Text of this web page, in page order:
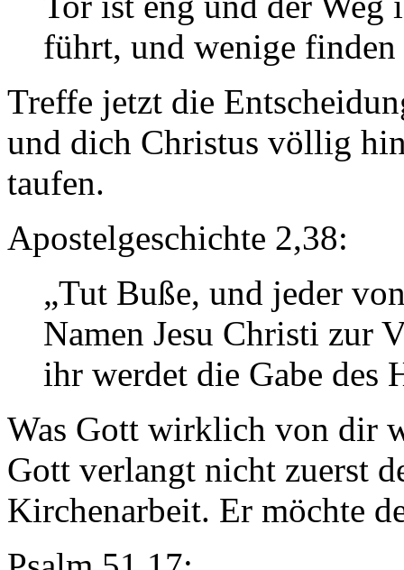
führt, und wenige finden
Treffe jetzt die
und dich Christus völlig
taufen.
Apostelgeschichte 2,38:
„Tut Buße, und jeder
Namen Jesu Christi zur
ihr werdet die Gabe des
Was Gott wirklich von dir
Gott verlangt nicht zuerst
Kirchenarbeit. Er möchte